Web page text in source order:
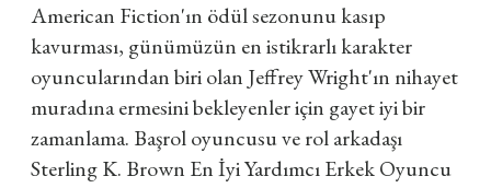
American Fiction'ın ödül sezonunu kasıp
kavurması, günümüzün en istikrarlı karakter
oyuncularından biri olan Jeffrey Wright'ın nihayet
muradına ermesini bekleyenler için gayet iyi bir
zamanlama. Başrol oyuncusu ve rol arkadaşı
Sterling K. Brown En İyi Yardımcı Erkek Oyuncu